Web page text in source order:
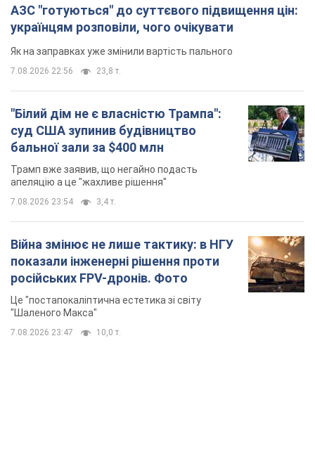
АЗС "готуються" до суттєвого підвищення цін:
українцям розповіли, чого очікувати
Як на заправках уже змінили вартість пального
7.08.2026 22:56 23,8 т.
"Білий дім не є власністю Трампа":
суд США зупинив будівництво
бальної зали за $400 млн
Трамп вже заявив, що негайно подасть
апеляцію а це "жахливе рішення"
7.08.2026 23:54 3,4 т.
Війна змінює не лише тактику: в НГУ
показали інженерні рішення проти
російських FPV-дронів. Фото
Це "постапокаліптична естетика зі світу
"Шаленого Макса"
7.08.2026 23:47 10,0 т.